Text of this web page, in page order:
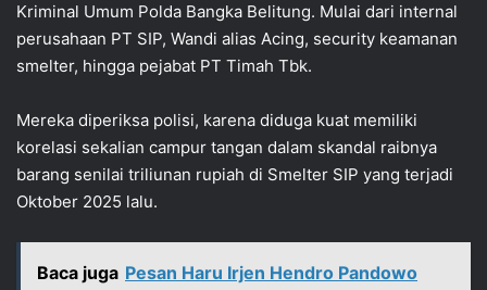
Kriminal Umum Polda Bangka Belitung. Mulai dari internal
perusahaan PT SIP, Wandi alias Acing, security keamanan
smelter, hingga pejabat PT Timah Tbk.
Mereka diperiksa polisi, karena diduga kuat memiliki
korelasi sekalian campur tangan dalam skandal raibnya
barang senilai triliunan rupiah di Smelter SIP yang terjadi
Oktober 2025 lalu.
Baca juga Pesan Haru Irjen Hendro Pandowo